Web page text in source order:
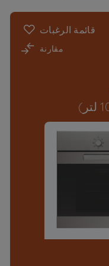
قائمة الرغبات
مقارنة